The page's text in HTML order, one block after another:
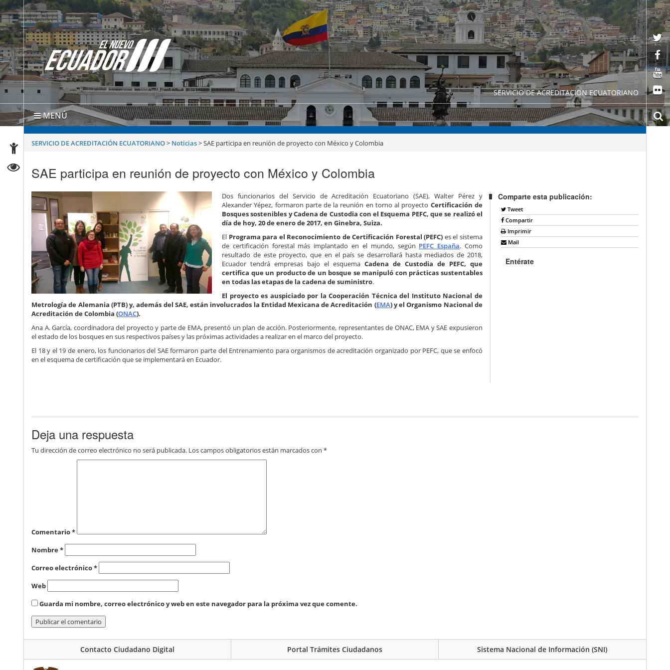
SERVICIO DE ACREDITACION ECUATORIANO
MENÚ
SERVICIO DE ACREDITACIÓN ECUATORIANO> Noticias>SAE participa en reunión de proyecto con México y Colombia
SAE participa en reunión de proyecto con México y Colombia
Dos funcionarios del Servicio de Acreditación Ecuatoriano (SAE), Walter Pérez y
Alexander Yépez, formaron parte de la reunión en torno al proyecto Certificación de
Bosques sostenibles y Cadena de Custodia con el Esquema PEFC,que se realizó el
día de hoy, 20 de enero de 2017, en Ginebra, Suiza.
El Programa para el Reconocimiento de Certificación Forestal (PEFC) es el sistema
de certificación forestal más implantado en el mundo, según PEFC España. Como
resultado de este proyecto, que en el país se desarrollará hasta mediados de 2018,
Ecuador tendrá empresas bajo el esquema Cadena de Custodia de PEFC, que
certifica que un producto de un bosque se manipuló con prácticas sustentables
en todas las etapas de la cadena de suministro.
El proyecto es auspiciado por la Cooperación Técnica del Instituto Nacional de
Metrología de Alemania (PTB) y, además del SAE, están involucrados la Entidad Mexicana de Acreditación (EMA) y el Organismo Nacional de
Acreditación de Colombia (ONAC).
Ana A. García, coordinadora del proyecto y parte de EMA, presentó un plan de acción. Posteriormente, representantes de ONAC, EMA y SAE expusieron
el estado de los bosques en sus respectivos países y las próximas actividades a realizar en el marco del proyecto.
El 18 y el 19 de enero, los funcionarios del SAE formaron parte del Entrenamiento para organismos de acreditación organizado por PEFC, que se enfocó
en el esquema de certificación que se implementará en Ecuador.
Comparte esta publicación:
Tweet
Compartir
Imprimir
Mail
Entérate
Deja una respuesta
Tu dirección de correo electrónico no será publicada. Los campos obligatorios están marcados con*
Comentario*
Nombre*
Correo electrónico*
Web
Guarda mi nombre, correo electrónico y web en este navegador para la próxima vez que comente.
Contacto Ciudadano Digital Portal Trámites Ciudadanos Sistema Nacional de Información (SNI)